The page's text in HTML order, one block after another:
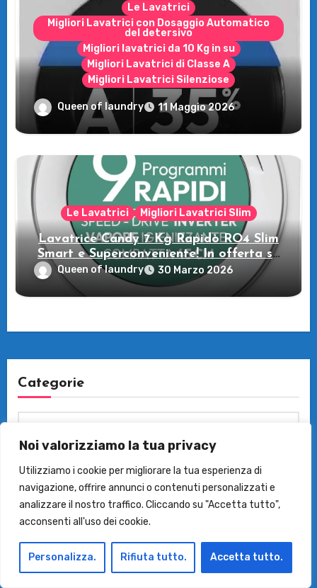
Noi valorizziamo la tua privacy
Utilizziamo i cookie per migliorare la tua esperienza di
navigazione, offrire annunci o contenuti personalizzati e
analizzare il nostro traffico. Cliccando su "Accetta tutto",
acconsenti all'uso dei cookie.
Personalizza. Rifiuta tutto. Accetta tutto.
Le Lavatrici
Migliori Lavatrici con Dosaggio Automatico
del detersivo
Migliori lavatrici da 10 Kg in su
Migliori Lavatrici di Classe A
Migliori Lavatrici Silenziose
Recensione della Lavatrice Candy
MultiWash: Innovazione e flessibilità a
casa tua!
Queen of laundry 11 Maggio 2026
Le Lavatrici Migliori Lavatrici Slim
Lavatrice Candy 7 Kg Rapidò RO4 Slim
Smart e Superconveniente! In offerta su
Amazon
Queen of laundry 30 Marzo 2026
Categorie
Categorie
Archivi